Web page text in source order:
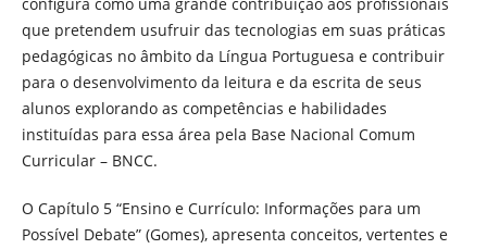
que pretendem usufruir das tecnologias em suas práticas
pedagógicas no âmbito da Língua Portuguesa e contribuir
para o desenvolvimento da leitura e da escrita de seus
alunos explorando as competências e habilidades
instituídas para essa área pela Base Nacional Comum
Curricular – BNCC.
O Capítulo 5 “Ensino e Currículo: Informações para um
Possível Debate” (Gomes), apresenta conceitos, vertentes e